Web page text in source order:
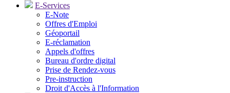
E-Services
E-Note
Offres d'Emploi
Géoportail
E-réclamation
Appels d'offres
Bureau d'ordre digital
Prise de Rendez-vous
Pre-instruction
Droit d'Accès à l'Information